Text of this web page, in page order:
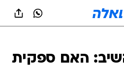
האם ספקית